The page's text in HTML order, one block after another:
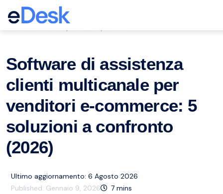
eCommerce Support Central
Software di assistenza
clienti multicanale per
venditori e-commerce: 5
soluzioni a confronto
(2026)
Ultimo aggiornamento: 6 Agosto 2026
Published: Gennaio 9, 2026 7 mins